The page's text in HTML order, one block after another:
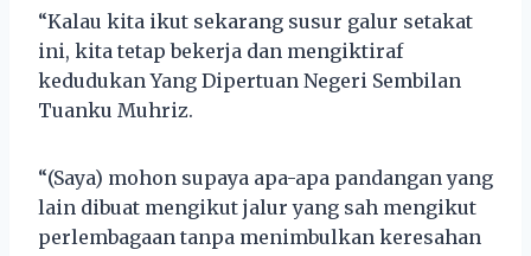
“Kalau kita ikut sekarang susur galur setakat
ini, kita tetap bekerja dan mengiktiraf
kedudukan Yang Dipertuan Negeri Sembilan
Tuanku Muhriz.
“(Saya) mohon supaya apa-apa pandangan yang
lain dibuat mengikut jalur yang sah mengikut
perlembagaan tanpa menimbulkan keresahan